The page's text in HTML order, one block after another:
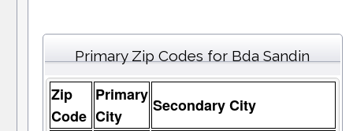
Primary Zip Codes for Bda Sandin
Zip
Code
Primary
City
Secondary City